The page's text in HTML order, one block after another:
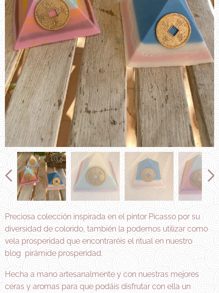
Preciosa colección inspirada en el pintor Picasso por su
diversidad de colorido, también la podemos utilizar como
vela prosperidad que encontraréis el ritual en nuestro
blog pirámide prosperidad.
Hecha a mano artesanalmente y con nuestras mejores
ceras y aromas para que podáis disfrutar con ella un